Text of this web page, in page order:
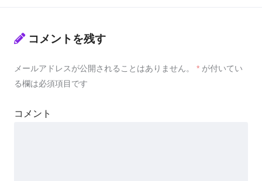
コメントを残す
メールアドレスが公開されることはありません。 * が付いてい
る欄は必須項目です
コメント